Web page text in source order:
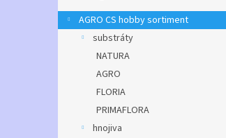
r
a
AGRO CS hobby sortiment
substráty
NATURA
AGRO
FLORIA
PRIMAFLORA
hnojiva